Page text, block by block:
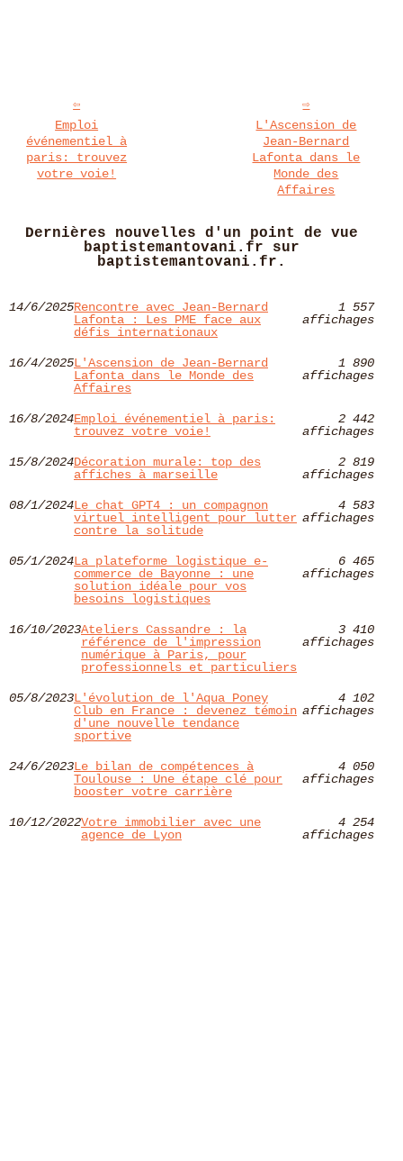
Emploi
événementiel à
paris: trouvez
votre voie!
L'Ascension de
Jean-Bernard
Lafonta dans le
Monde des
Affaires
Dernières nouvelles d'un point de vue
baptistemantovani.fr sur
baptistemantovani.fr.
14/6/2025Rencontre avec Jean-Bernard
Lafonta : Les PME face aux
défis internationaux
1 557
affichages
16/4/2025L'Ascension de Jean-Bernard
Lafonta dans le Monde des
Affaires
1 890
affichages
16/8/2024Emploi événementiel à paris:
trouvez votre voie!
2 442
affichages
15/8/2024Décoration murale: top des
affiches à marseille
2 819
affichages
08/1/2024Le chat GPT4 : un compagnon
virtuel intelligent pour lutter
contre la solitude
4 583
affichages
05/1/2024La plateforme logistique e-
commerce de Bayonne : une
solution idéale pour vos
besoins logistiques
6 465
affichages
16/10/2023Ateliers Cassandre : la
référence de l'impression
numérique à Paris, pour
professionnels et particuliers
3 410
affichages
05/8/2023L'évolution de l'Aqua Poney
Club en France : devenez témoin
d'une nouvelle tendance
sportive
4 102
affichages
24/6/2023Le bilan de compétences à
Toulouse : Une étape clé pour
booster votre carrière
4 050
affichages
10/12/2022Votre immobilier avec une
agence de Lyon
4 254
affichages